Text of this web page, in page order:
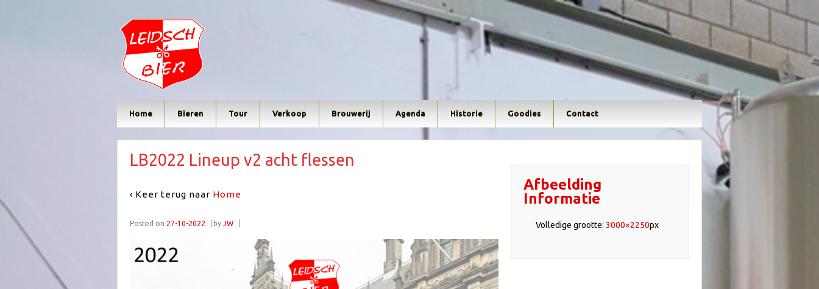
Home Bieren Tour Verkoop Brouwerij Agenda Historie Goodies Contact
LB2022 Lineup v2 acht flessen
‹ Keer terug naar Home
Posted on 27-10-2022 by JW
Afbeelding
Informatie
Volledige grootte:3000×2250px